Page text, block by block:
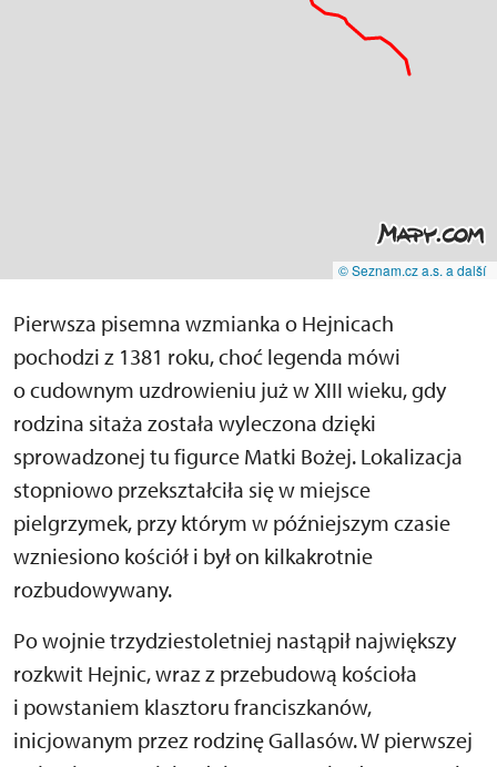
© Seznam.cz a.s. a další
Pierwsza pisemna wzmianka o Hejnicach
pochodzi z 1381 roku, choć legenda mówi
o cudownym uzdrowieniu już w XIII wieku, gdy
rodzina sitaża została wyleczona dzięki
sprowadzonej tu figurce Matki Bożej. Lokalizacja
stopniowo przekształciła się w miejsce
pielgrzymek, przy którym w późniejszym czasie
wzniesiono kościół i był on kilkakrotnie
rozbudowywany.
Po wojnie trzydziestoletniej nastąpił największy
rozkwit Hejnic, wraz z przebudową kościoła
i powstaniem klasztoru franciszkanów,
inicjowanym przez rodzinę Gallasów. W pierwszej